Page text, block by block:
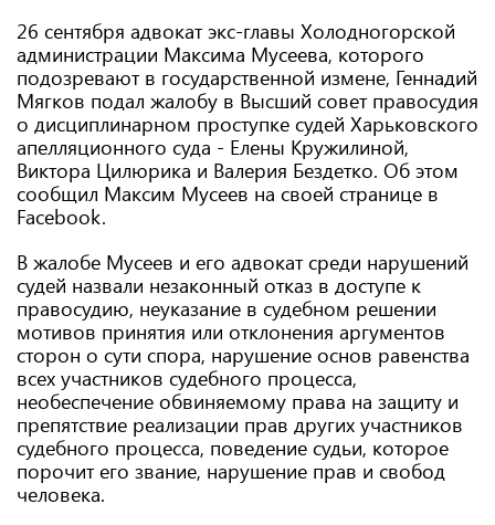
26 сентября адвокат экс-главы Холодногорской
администрации Максима Мусеева, которого
подозревают в государственной измене, Геннадий
Мягков подал жалобу в Высший совет правосудия
о дисциплинарном проступке судей Харьковского
апелляционного суда - Елены Кружилиной,
Виктора Цилюрика и Валерия Бездетко. Об этом
сообщил Максим Мусеев на своей странице в
Facebook.
В жалобе Мусеев и его адвокат среди нарушений
судей назвали незаконный отказ в доступе к
правосудию, неуказание в судебном решении
мотивов принятия или отклонения аргументов
сторон о сути спора, нарушение основ равенства
всех участников судебного процесса,
необеспечение обвиняемому права на защиту и
препятствие реализации прав других участников
судебного процесса, поведение судьи, которое
порочит его звание, нарушение прав и свобод
человека.